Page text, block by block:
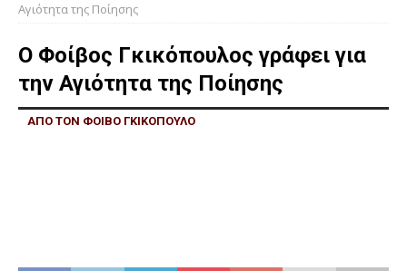
Αγιότητα της Ποίησης
Ο Φοίβος Γκικόπουλος γράφει για
την Αγιότητα της Ποίησης
ΑΠΟ ΤΟΝ ΦΟΙΒΟ ΓΚΙΚΟΠΟΥΛΟ